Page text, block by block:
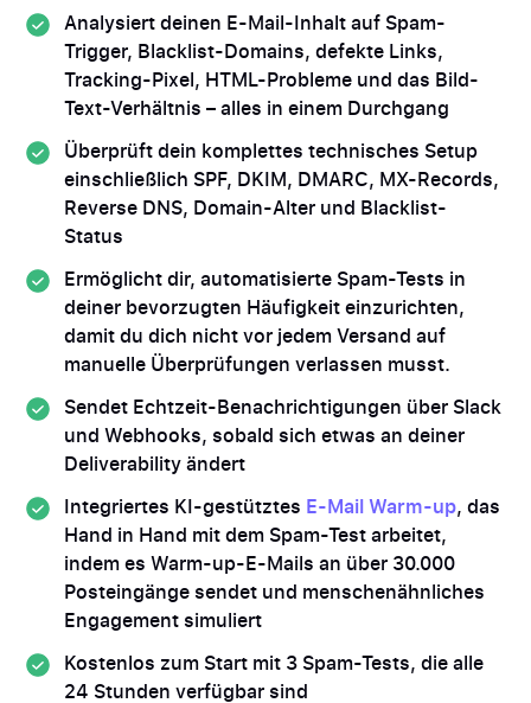
Analysiert deinen E-Mail-Inhalt auf Spam-
Trigger, Blacklist-Domains, defekte Links,
Tracking-Pixel, HTML-Probleme und das Bild-
Text-Verhältnis – alles in einem Durchgang
Überprüft dein komplettes technisches Setup
einschließlich SPF, DKIM, DMARC, MX-Records,
Reverse DNS, Domain-Alter und Blacklist-
Status
Ermöglicht dir, automatisierte Spam-Tests in
deiner bevorzugten Häufigkeit einzurichten,
damit du dich nicht vor jedem Versand auf
manuelle Überprüfungen verlassen musst.
Sendet Echtzeit-Benachrichtigungen über Slack
und Webhooks, sobald sich etwas an deiner
Deliverability ändert
Integriertes KI-gestütztes E-Mail Warm-up, das
Hand in Hand mit dem Spam-Test arbeitet,
indem es Warm-up-E-Mails an über 30.000
Posteingänge sendet und menschenähnliches
Engagement simuliert
Kostenlos zum Start mit 3 Spam-Tests, die alle
24 Stunden verfügbar sind